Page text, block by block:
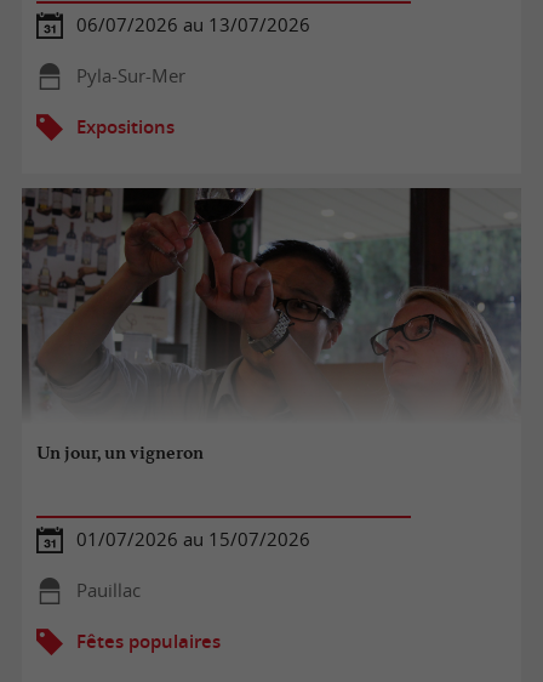
06/07/2026 au 13/07/2026
Pyla-Sur-Mer
Expositions
Un jour, un vigneron
01/07/2026 au 15/07/2026
Pauillac
Fêtes populaires